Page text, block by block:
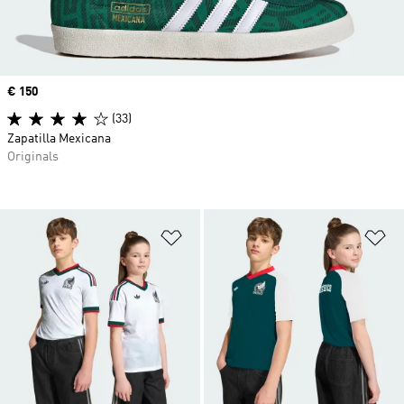
Añadir a la lista de deseos
Precio
€ 150
(33)
Zapatilla Mexicana
Originals